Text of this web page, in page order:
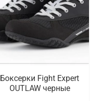
Боксерки Fight Expert
OUTLAW черные